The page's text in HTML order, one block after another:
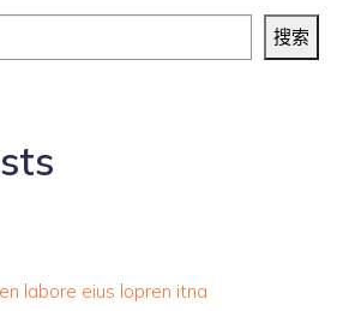
搜索
labore eius lopren itna